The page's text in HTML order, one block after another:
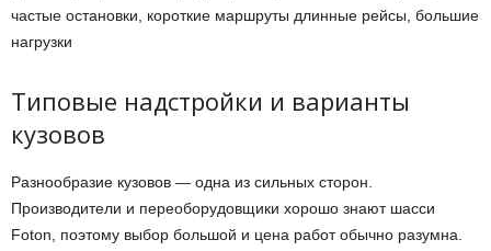
частые остановки, короткие маршруты длинные рейсы, большие
нагрузки
Типовые надстройки и варианты
кузовов
Разнообразие кузовов — одна из сильных сторон.
Производители и переоборудовщики хорошо знают шасси
Foton, поэтому выбор большой и цена работ обычно разумна.